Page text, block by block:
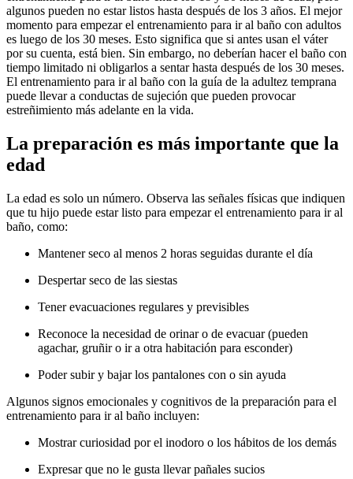
algunos pueden no estar listos hasta después de los 3 años. El mejor
momento para empezar el entrenamiento para ir al baño con adultos
es luego de los 30 meses. Esto significa que si antes usan el váter
por su cuenta, está bien. Sin embargo, no deberían hacer el baño con
tiempo limitado ni obligarlos a sentar hasta después de los 30 meses.
El entrenamiento para ir al baño con la guía de la adultez temprana
puede llevar a conductas de sujeción que pueden provocar
estreñimiento más adelante en la vida.
La preparación es más importante que la
edad
La edad es solo un número. Observa las señales físicas que indiquen
que tu hijo puede estar listo para empezar el entrenamiento para ir al
baño, como:
Mantener seco al menos 2 horas seguidas durante el día
Despertar seco de las siestas
Tener evacuaciones regulares y previsibles
Reconoce la necesidad de orinar o de evacuar (pueden
agachar, gruñir o ir a otra habitación para esconder)
Poder subir y bajar los pantalones con o sin ayuda
Algunos signos emocionales y cognitivos de la preparación para el
entrenamiento para ir al baño incluyen:
Mostrar curiosidad por el inodoro o los hábitos de los demás
Expresar que no le gusta llevar pañales sucios